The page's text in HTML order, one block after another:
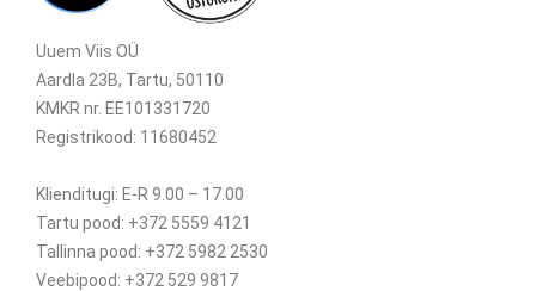
Uuem Viis OÜ
Aardla 23B, Tartu, 50110
KMKR nr. EE101331720
Registrikood: 11680452
Klienditugi: E-R 9.00 – 17.00
Tartu pood: +372 5559 4121
Tallinna pood: +372 5982 2530
Veebipood: +372 529 9817